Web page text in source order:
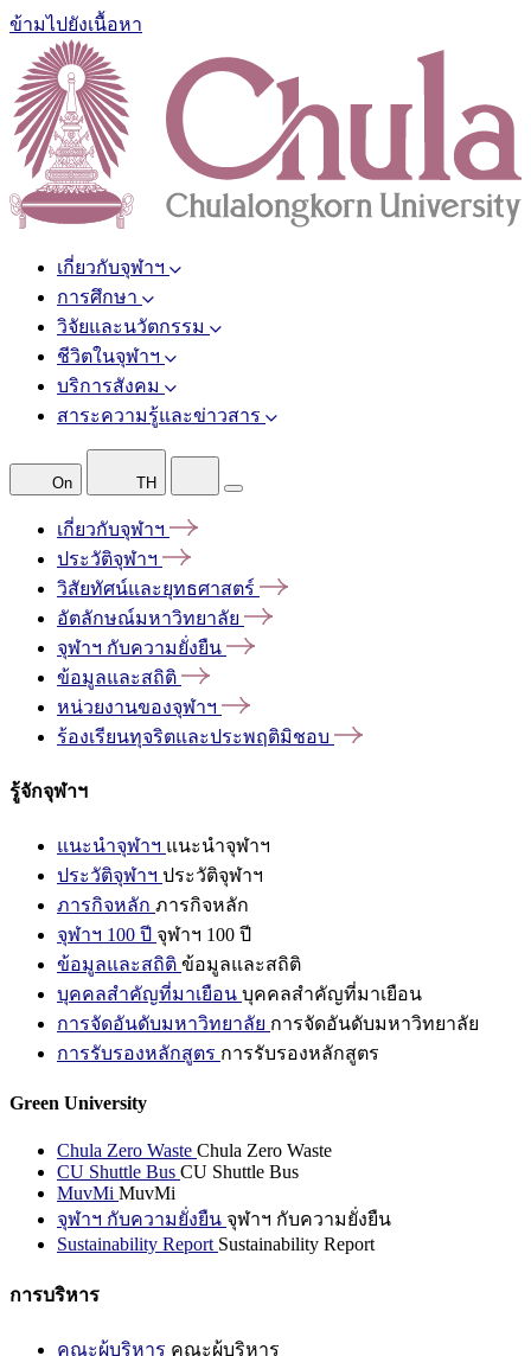
ข้ามไปยังเนื้อหา
เกี่ยวกับจุฬาฯ
การศึกษา
วิจัยและนวัตกรรม
ชีวิตในจุฬาฯ
บริการสังคม
สาระความรู้และข่าวสาร
On TH
เกี่ยวกับจุฬาฯ
ประวัติจุฬาฯ
วิสัยทัศน์และยุทธศาสตร์
อัตลักษณ์มหาวิทยาลัย
จุฬาฯ กับความยั่งยืน
ข้อมูลและสถิติ
หน่วยงานของจุฬาฯ
ร้องเรียนทุจริตและประพฤติมิชอบ
รู้จักจุฬาฯ
แนะนำจุฬาฯ แนะนำจุฬาฯ
ประวัติจุฬาฯ ประวัติจุฬาฯ
ภารกิจหลัก ภารกิจหลัก
จุฬาฯ 100 ปี จุฬาฯ 100 ปี
ข้อมูลและสถิติ ข้อมูลและสถิติ
บุคคลสำคัญที่มาเยือน บุคคลสำคัญที่มาเยือน
การจัดอันดับมหาวิทยาลัย การจัดอันดับมหาวิทยาลัย
การรับรองหลักสูตร การรับรองหลักสูตร
Green University
Chula Zero Waste Chula Zero Waste
CU Shuttle Bus CU Shuttle Bus
MuvMi MuvMi
จุฬาฯ กับความยั่งยืน จุฬาฯ กับความยั่งยืน
Sustainability Report Sustainability Report
การบริหาร
คณะผู้บริหาร คณะผู้บริหาร